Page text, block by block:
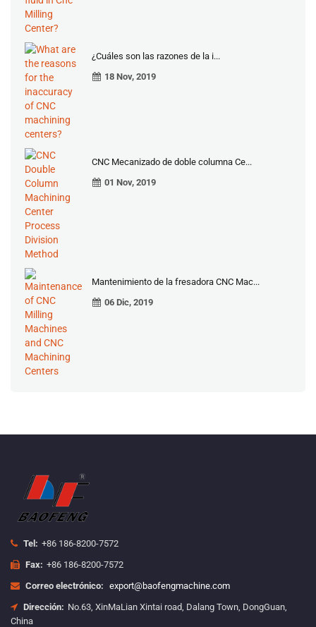
¿Cuáles son las razones de la i...
18 Nov, 2019
CNC Mecanizado de doble columna Ce...
01 Nov, 2019
Mantenimiento de la fresadora CNC Mac...
06 Dic, 2019
Tel: +86 186-8200-7572
Fax: +86 186-8200-7572
Correo electrónico: export@baofengmachine.com
Dirección: No.63, XinMaLian Xintai road, Dalang Town, DongGuan,
China